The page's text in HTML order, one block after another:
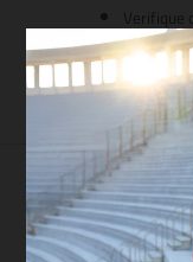
Tente
Utilize
Tente